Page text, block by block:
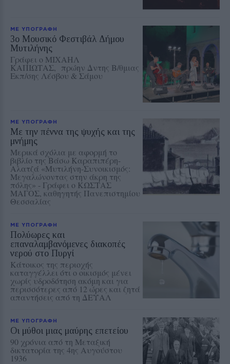
ΜΕ ΥΠΟΓΡΑΦΗ
3ο Μουσικό Φεστιβάλ Δήμου
Μυτιλήνης
Γράφει ο ΜΙΧΑΗΛ
ΚΑΠΙΩΤΑΣ, πρώην Δντης Β/θμιας
Εκπ/σης Λέσβου & Σάμου
ΜΕ ΥΠΟΓΡΑΦΗ
Με την πέννα της ψυχής και της
μνήμης
Μερικά σχόλια με αφορμή το
βιβλίο της Βάσω Καραπιπέρη-
Αλατζά «Μυτιλήνη-Συνοικισμός:
Μεγαλώνοντας στην άκρη της
πόλης» - Γράφει ο ΚΩΣΤΑΣ
ΜΑΓΟΣ, καθηγητής Πανεπιστημίου
Θεσσαλίας
ΜΕ ΥΠΟΓΡΑΦΗ
Πολύωρες και
επαναλαμβανόμενες διακοπές
νερού στο Πυργί
Κάτοικος της περιοχής
καταγγέλλει ότι ο οικισμός μένει
χωρίς υδροδότηση ακόμη και για
περισσότερες από 12 ώρες και ζητά
απαντήσεις από τη ΔΕΥΑΛ
ΜΕ ΥΠΟΓΡΑΦΗ
Οι μύθοι μιας μαύρης επετείου
90 χρόνια από τη Μεταξική
δικτατορία της 4ης Αυγούστου
1936